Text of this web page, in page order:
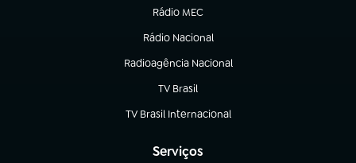
Rádio MEC
(abre em nova aba)
Rádio Nacional
Radioagência Nacional
(abre em nova aba)
TV Brasil
(abre em nova aba)
TV Brasil Internacional
(abre em nova aba)
Serviços